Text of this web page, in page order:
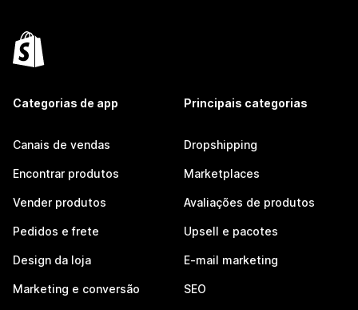
Categorias de app
Canais de vendas
Encontrar produtos
Vender produtos
Pedidos e frete
Design da loja
Marketing e conversão
Principais categorias
Dropshipping
Marketplaces
Avaliações de produtos
Upsell e pacotes
E-mail marketing
SEO